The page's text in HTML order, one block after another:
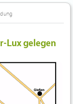
Lux gelegen